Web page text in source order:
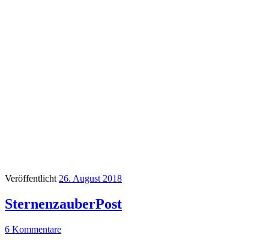
Veröffentlicht 26. August 2018
SternenzauberPost
6 Kommentare